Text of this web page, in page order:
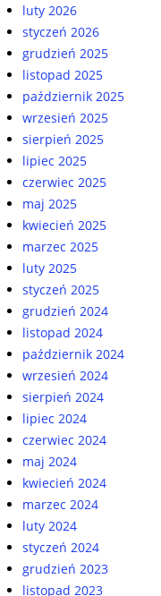
luty 2026
styczeń 2026
grudzień 2025
listopad 2025
październik 2025
wrzesień 2025
sierpień 2025
lipiec 2025
czerwiec 2025
maj 2025
kwiecień 2025
marzec 2025
luty 2025
styczeń 2025
grudzień 2024
listopad 2024
październik 2024
wrzesień 2024
sierpień 2024
lipiec 2024
czerwiec 2024
maj 2024
kwiecień 2024
marzec 2024
luty 2024
styczeń 2024
grudzień 2023
listopad 2023